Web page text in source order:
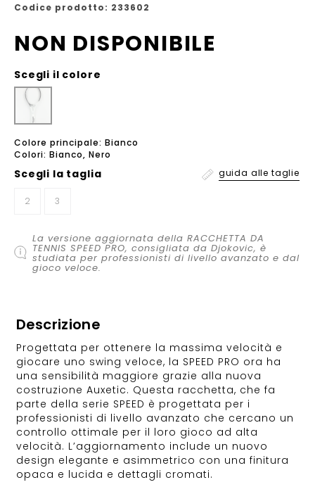
Codice prodotto: 233602
NON DISPONIBILE
Scegli il colore
Colore principale: Bianco
Colori: Bianco, Nero
Scegli la taglia guida alle taglie
2 3
La versione aggiornata della RACCHETTA DA
TENNIS SPEED PRO, consigliata da Djokovic, è
studiata per professionisti di livello avanzato e dal
gioco veloce.
Descrizione
Progettata per ottenere la massima velocità e
giocare uno swing veloce, la SPEED PRO ora ha
una sensibilità maggiore grazie alla nuova
costruzione Auxetic. Questa racchetta, che fa
parte della serie SPEED è progettata per i
professionisti di livello avanzato che cercano un
controllo ottimale per il loro gioco ad alta
velocità. L’aggiornamento include un nuovo
design elegante e asimmetrico con una finitura
opaca e lucida e dettagli cromati.